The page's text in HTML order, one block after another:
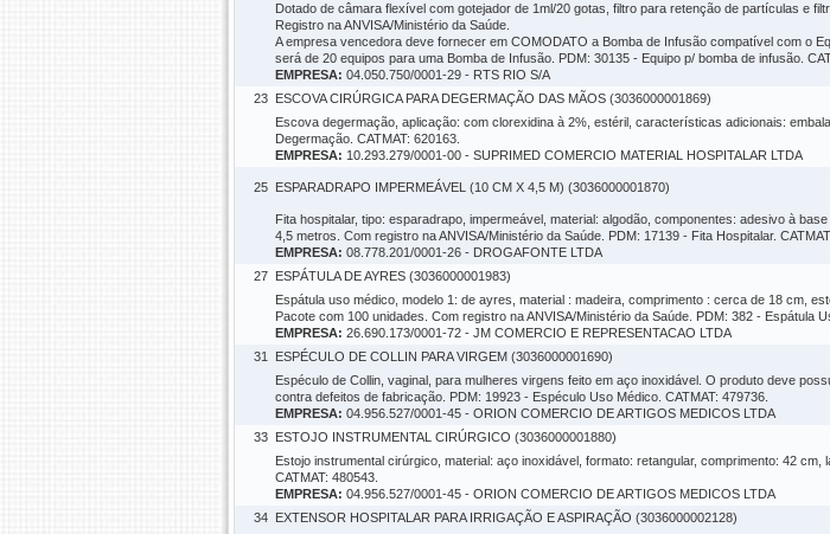
Dotado de câmara flexível com gotejador de 1ml/20 gotas, filtro para retenção de partículas e
Registro na ANVISA/Ministério da Saúde.
A empresa vencedora deve fornecer em COMODATO a Bomba de Infusão compatível com o
será de 20 equipos para uma Bomba de Infusão. PDM: 30135 - Equipo p/ bomba de infusão.
EMPRESA: 04.050.750/0001-29 - RTS RIO S/A
23 ESCOVA CIRÚRGICA PARA DEGERMAÇÃO DAS MÃOS (3036000001869)
Escova degermação, aplicação: com clorexidina à 2%, estéril, características adicionais:
Degermação. CATMAT: 620163.
EMPRESA: 10.293.279/0001-00 - SUPRIMED COMERCIO MATERIAL HOSPITALAR LTDA
25 ESPARADRAPO IMPERMEÁVEL (10 CM X 4,5 M) (3036000001870)
Fita hospitalar, tipo: esparadrapo, impermeável, material: algodão, componentes: adesivo à
4,5 metros. Com registro na ANVISA/Ministério da Saúde. PDM: 17139 - Fita Hospitalar.
EMPRESA: 08.778.201/0001-26 - DROGAFONTE LTDA
27 ESPÁTULA DE AYRES (3036000001983)
Espátula uso médico, modelo 1: de ayres, material : madeira, comprimento : cerca de 18 cm,
Pacote com 100 unidades. Com registro na ANVISA/Ministério da Saúde. PDM: 382 - Espátula
EMPRESA: 26.690.173/0001-72 - JM COMERCIO E REPRESENTACAO LTDA
31
ESPÉCULO DE COLLIN PARA VIRGEM (3036000001690)
Espéculo de Collin, vaginal, para mulheres virgens feito em aço inoxidável. O produto deve
contra defeitos de fabricação. PDM: 19923 - Espéculo Uso Médico. CATMAT: 479736.
EMPRESA: 04.956.527/0001-45 - ORION COMERCIO DE ARTIGOS MEDICOS LTDA
33 ESTOJO INSTRUMENTAL CIRÚRGICO (3036000001880)
Estojo instrumental cirúrgico, material: aço inoxidável, formato: retangular, comprimento: 42
CATMAT: 480543.
EMPRESA: 04.956.527/0001-45 - ORION COMERCIO DE ARTIGOS MEDICOS LTDA
34 EXTENSOR HOSPITALAR PARA IRRIGAÇÃO E ASPIRAÇÃO (3036000002128)